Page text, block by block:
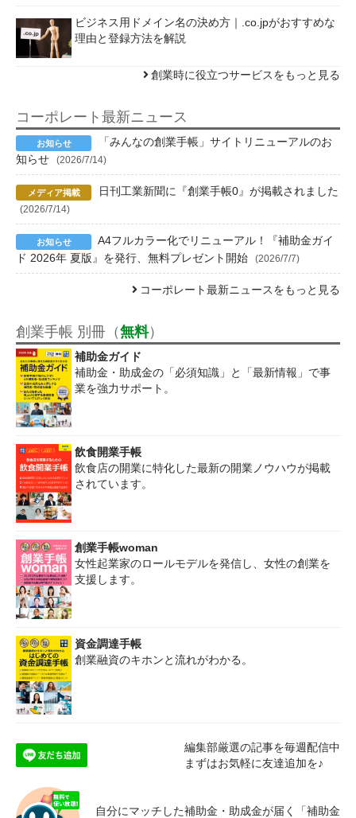
ビジネス用ドメイン名の決め方｜.co.jpがおすすめな
理由と登録方法を解説
創業時に役立つサービスをもっと見る
コーポレート最新ニュース
「みんなの創業手帳」サイトリニューアルのお
知らせ
(2026/7/14)
日刊工業新聞に『創業手帳0』が掲載されました
(2026/7/14)
A4フルカラー化でリニューアル！『補助金ガイ
ド 2026年 夏版』を発行、無料プレゼント開始
(2026/7/7)
コーポレート最新ニュースをもっと見る
創業手帳 別冊（無料）
補助金ガイド
補助金・助成金の「必須知識」と「最新情報」で事
業を強力サポート。
飲食開業手帳
飲食店の開業に特化した最新の開業ノウハウが掲載
されています。
創業手帳woman
女性起業家のロールモデルを発信し、女性の創業を
支援します。
資金調達手帳
創業融資のキホンと流れがわかる。
編集部厳選の記事を毎週配信中
まずはお気軽に友達追加を♪
自分にマッチした補助金・助成金が届く「補助金